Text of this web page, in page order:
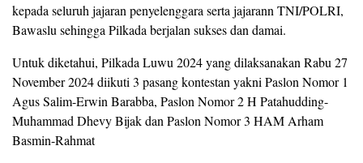
kepada seluruh jajaran penyelenggara serta jajarann TNI/POLRI,
Bawaslu sehingga Pilkada berjalan sukses dan damai.
Untuk diketahui, Pilkada Luwu 2024 yang dilaksanakan Rabu 27
November 2024 diikuti 3 pasang kontestan yakni Paslon Nomor 1
Agus Salim-Erwin Barabba, Paslon Nomor 2 H Patahudding-
Muhammad Dhevy Bijak dan Paslon Nomor 3 HAM Arham
Basmin-Rahmat